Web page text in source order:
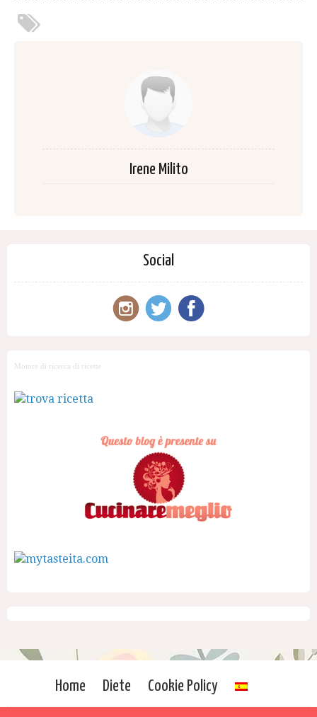
Irene Milito
Social
Motore di ricerca di ricette
Home Diete Cookie Policy